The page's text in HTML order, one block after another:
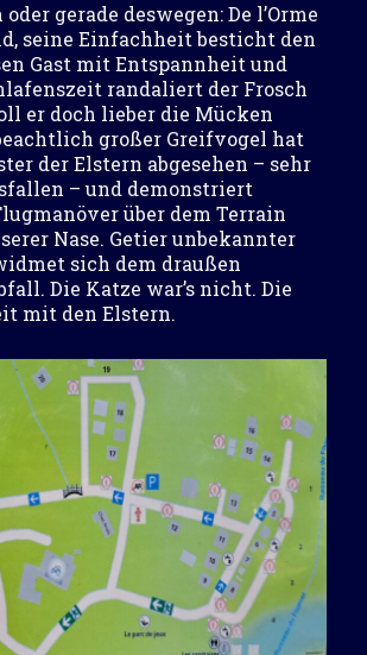
gerade deswegen: De l’Orme
seine Einfachheit besticht den
Gast mit Entspannheit und
randaliert der Frosch
er doch lieber die Mücken
großer Greifvogel hat
der Elstern abgesehen – sehr
– und demonstriert
über dem Terrain
Nase. Getier unbekannter
sich dem draußen
Die Katze war’s nicht. Die
mit den Elstern.